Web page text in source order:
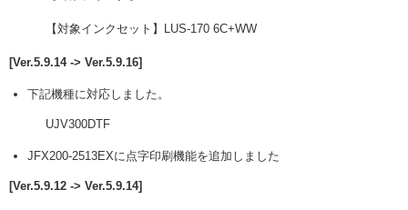
【対象インクセット】LUS-170 6C+WW
[Ver.5.9.14 -> Ver.5.9.16]
下記機種に対応しました。
UJV300DTF
JFX200-2513EXに点字印刷機能を追加しました
[Ver.5.9.12 -> Ver.5.9.14]